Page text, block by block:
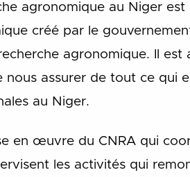
agronomique au Niger
créé par le
agronomique. Il est
assurer de tout ce qui
au Niger.
en œuvre du CNRA qui
les activités qui